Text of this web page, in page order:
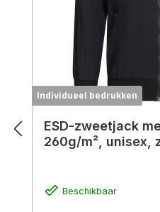
Individueel bedrukken
ESD-zweetjack
260g/m², unisex,
Beschikbaar